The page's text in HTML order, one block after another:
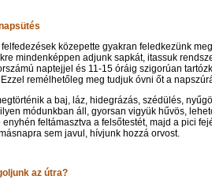
felfedezések közepette gyakran feledkezünk
mindenképpen adjunk sapkát, itassuk
naptejjel és 11-15 óráig szigorúan
remélhetőleg meg tudjuk óvni őt a
a baj, láz, hidegrázás, szédülés,
módunkban áll, gyorsan vigyük hűvös,
enyhén feltámasztva a felsőtestét, majd a pici
sem javul, hívjunk hozzá orvost.
az útra?